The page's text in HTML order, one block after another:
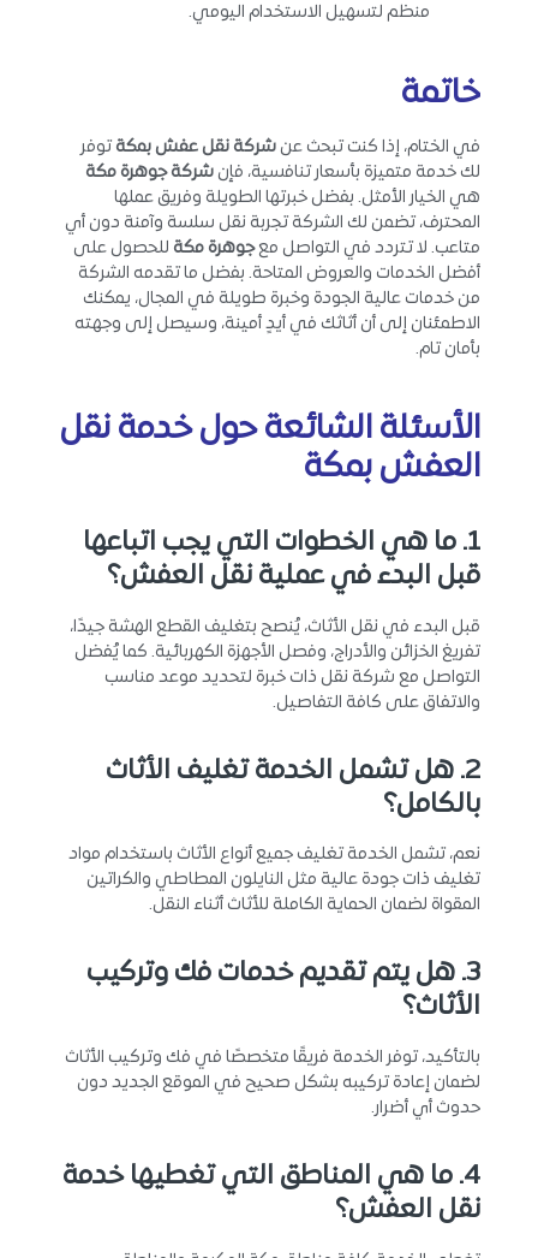
منظم لتسهيل الاستخدام اليومي.
خاتمة
في الختام، إذا كنت تبحث عن شركة نقل عفش بمكة توفر
لك خدمة متميزة بأسعار تنافسية، فإن شركة جوهرة مكة
هي الخيار الأمثل. بفضل خبرتها الطويلة وفريق عملها
المحترف، تضمن لك الشركة تجربة نقل سلسة وآمنة دون أي
متاعب. لا تتردد في التواصل معجوهرة مكة للحصول على
أفضل الخدمات والعروض المتاحة. بفضل ما تقدمه الشركة
من خدمات عالية الجودة وخبرة طويلة في المجال، يمكنك
الاطمئنان إلى أن أثاثك في أيدٍ أمينة، وسيصل إلى وجهته
بأمان تام.
الأسئلة الشائعة حول خدمة نقل
العفش بمكة
1. ما هي الخطوات التي يجب اتباعها
قبل البدء في عملية نقل العفش؟
قبل البدء في نقل الأثاث، يُنصح بتغليف القطع الهشة جيدًا،
تفريغ الخزائن والأدراج، وفصل الأجهزة الكهربائية. كما يُفضل
التواصل مع شركة نقل ذات خبرة لتحديد موعد مناسب
والاتفاق على كافة التفاصيل.
2. هل تشمل الخدمة تغليف الأثاث
بالكامل؟
نعم، تشمل الخدمة تغليف جميع أنواع الأثاث باستخدام مواد
تغليف ذات جودة عالية مثل النايلون المطاطي والكراتين
المقواة لضمان الحماية الكاملة للأثاث أثناء النقل.
3. هل يتم تقديم خدمات فك وتركيب
الأثاث؟
بالتأكيد، توفر الخدمة فريقًا متخصصًا في فك وتركيب الأثاث
لضمان إعادة تركيبه بشكل صحيح في الموقع الجديد دون
حدوث أي أضرار.
4. ما هي المناطق التي تغطيها خدمة
نقل العفش؟